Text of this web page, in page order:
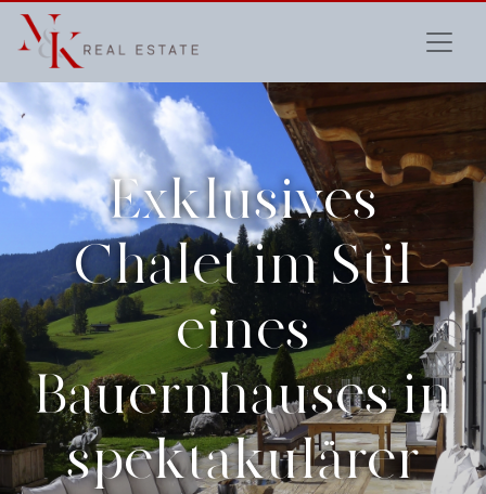
Exklusives
Chalet im Stil
eines
Bauernhauses in
spektakulärer